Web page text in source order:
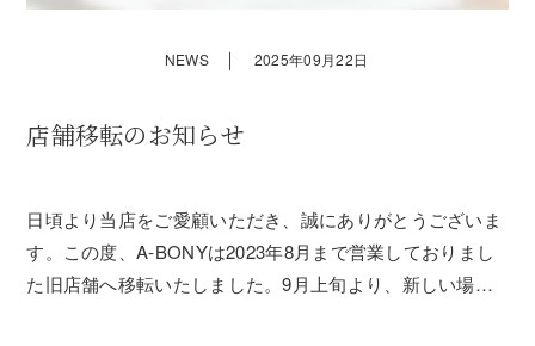
NEWS ｜ 2025年09月22日
店舗移転のお知らせ
日頃より当店をご愛顧いただき、誠にありがとうございま
す。この度、A-BONYは2023年8月まで営業しておりまし
た旧店舗へ移転いたしました。9月上旬より、新しい場所